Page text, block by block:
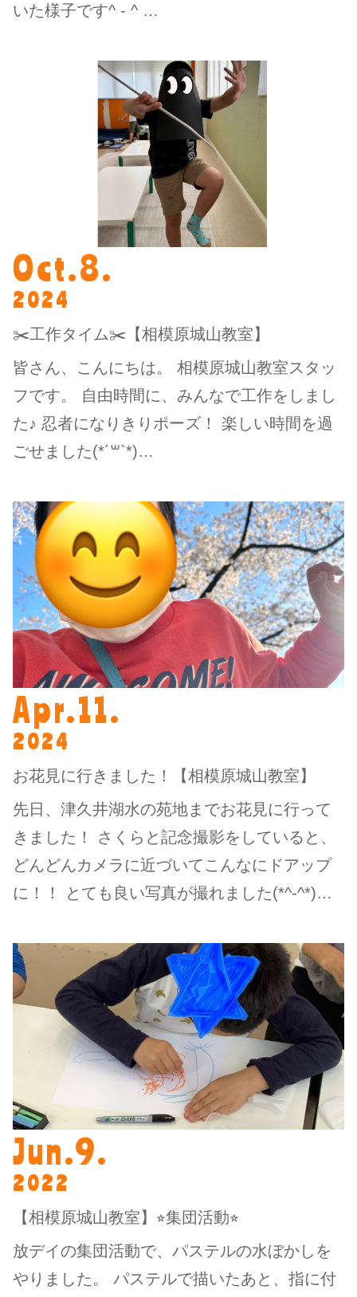
いた様子です^ - ^ …
Oct.8.
2024
✂️工作タイム✂️【相模原城山教室】
皆さん、こんにちは。 相模原城山教室スタッ
フです。 自由時間に、みんなで工作をしまし
た♪ 忍者になりきりポーズ！ 楽しい時間を過
ごせました(*´꒳`*)…
Apr.11.
2024
お花見に行きました！【相模原城山教室】
先日、津久井湖水の苑地までお花見に行って
きました！ さくらと記念撮影をしていると、
どんどんカメラに近づいてこんなにドアップ
に！！ とても良い写真が撮れました(*^-^*)…
Jun.9.
2022
【相模原城山教室】⭐︎集団活動⭐︎
放デイの集団活動で、パステルの水ぼかしを
やりました。 パステルで描いたあと、指に付